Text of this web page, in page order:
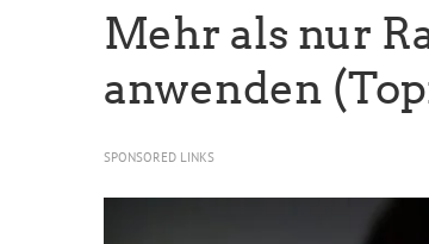
Mehr als nur
anwenden
SPONSORED LINKS